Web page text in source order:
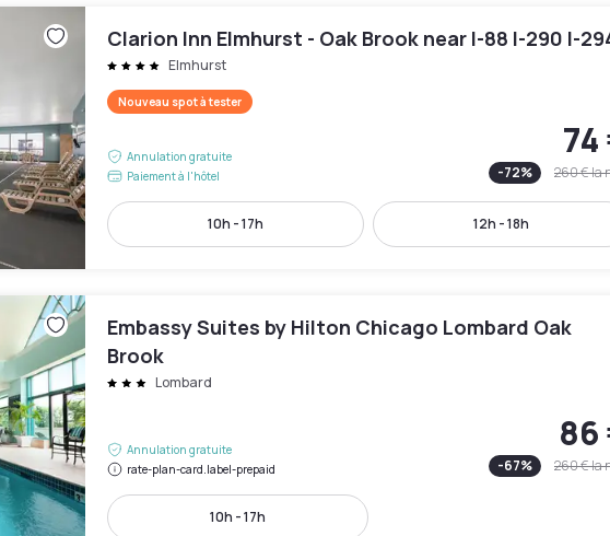
Clarion Inn Elmhurst - Oak Brook near I-88 I-290 I-
Elmhurst
Nouveau spot à tester
Annulation gratuite
Paiement à l'hôtel
74
-72% 260 €la
10h - 17h 12h - 18h
Embassy Suites by Hilton Chicago Lombard Oak
Brook
Lombard
Annulation gratuite
rate-plan-card.label-prepaid
86
-67% 260 €la
10h - 17h